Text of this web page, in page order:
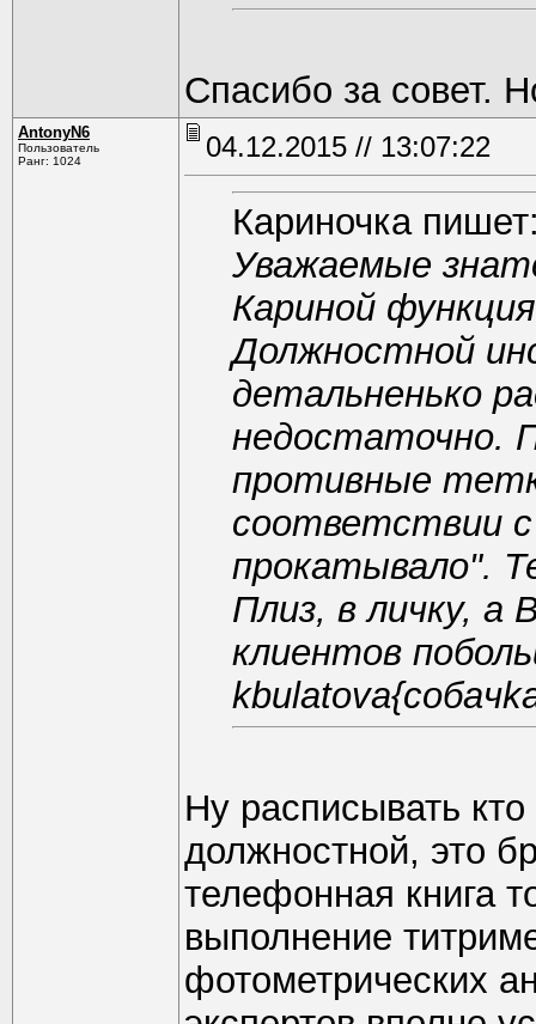
Спасибо за совет.
AntonyN6
Пользователь
Ранг: 1024
04.12.2015 // 13:07:22
Кариночка
Уважаемые
Кариной
Должностной
детальненько
недостаточно.
противные
соответствии
прокатывало".
Плиз, в личку, а
клиентов
Ну расписывать
должностной, это
телефонная книга
выполнение
фотометрических